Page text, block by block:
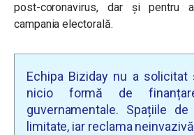
post-coronavirus, dar și pentru
campania electorală.
Echipa Biziday nu a
nicio formă de
guvernamentale. Spațiile
limitate, iar reclama